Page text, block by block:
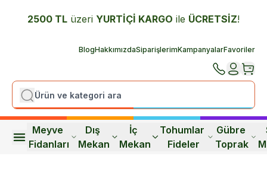
2500 TL üzeri YURTİÇİ KARGO ile ÜCRETSİZ!
BlogHakkımızdaSiparişlerimKampanyalarFavoriler
Meyve
Fidanları
Dış
Mekan
İç
Mekan
Tohumlar
Fideler
Gübre
Toprak